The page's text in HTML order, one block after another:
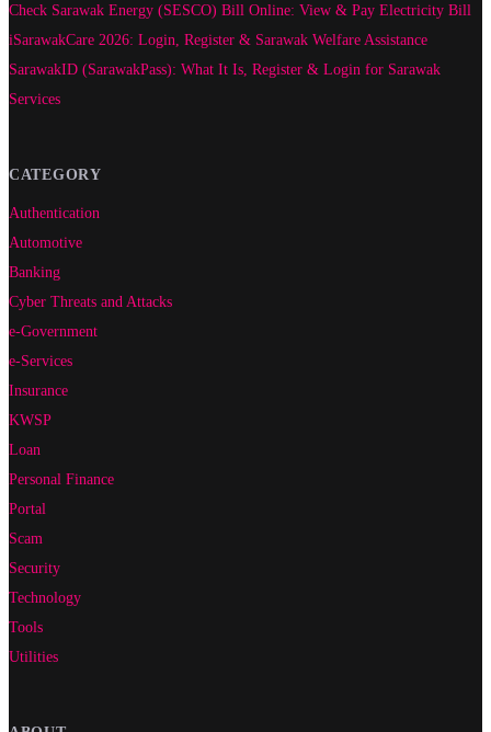
Check Sarawak Energy (SESCO) Bill Online: View & Pay Electricity Bill
iSarawakCare 2026: Login, Register & Sarawak Welfare Assistance
SarawakID (SarawakPass): What It Is, Register & Login for Sarawak
Services
CATEGORY
Authentication
Automotive
Banking
Cyber Threats and Attacks
e-Government
e-Services
Insurance
KWSP
Loan
Personal Finance
Portal
Scam
Security
Technology
Tools
Utilities